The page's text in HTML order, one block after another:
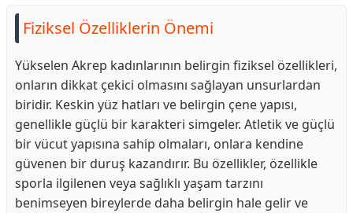
Fiziksel Özelliklerin Önemi
Yükselen Akrep kadınlarının belirgin fiziksel özellikleri,
onların dikkat çekici olmasını sağlayan unsurlardan
biridir. Keskin yüz hatları ve belirgin çene yapısı,
genellikle güçlü bir karakteri simgeler. Atletik ve güçlü
bir vücut yapısına sahip olmaları, onlara kendine
güvenen bir duruş kazandırır. Bu özellikler, özellikle
sporla ilgilenen veya sağlıklı yaşam tarzını
benimseyen bireylerde daha belirgin hale gelir ve